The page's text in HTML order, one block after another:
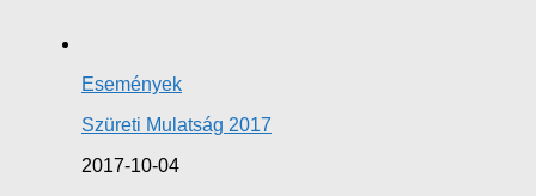
Események
Szüreti Mulatság 2017
2017-10-04